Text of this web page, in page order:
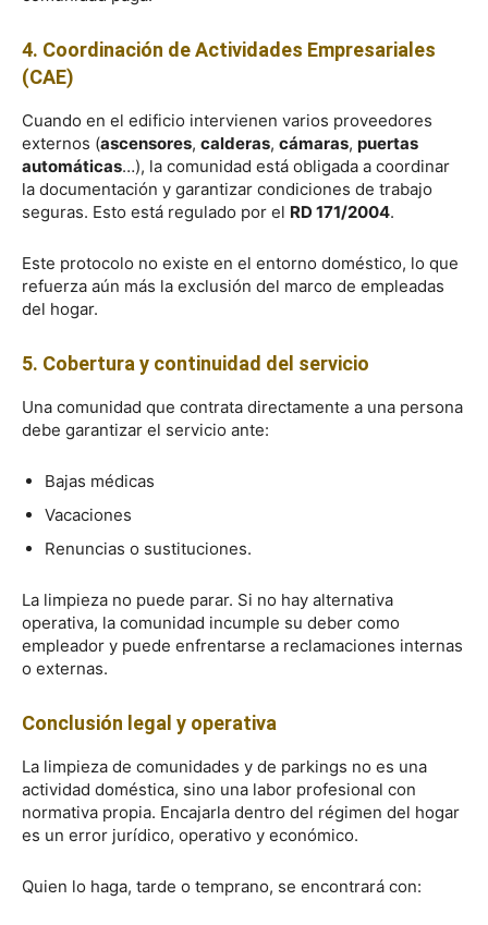
4. Coordinación de Actividades Empresariales
(CAE)
Cuando en el edificio intervienen varios proveedores
externos (ascensores, calderas, cámaras, puertas
automáticas…), la comunidad está obligada a coordinar
la documentación y garantizar condiciones de trabajo
seguras. Esto está regulado por el RD 171/2004.
Este protocolo no existe en el entorno doméstico, lo que
refuerza aún más la exclusión del marco de empleadas
del hogar.
5. Cobertura y continuidad del servicio
Una comunidad que contrata directamente a una persona
debe garantizar el servicio ante:
Bajas médicas
Vacaciones
Renuncias o sustituciones.
La limpieza no puede parar. Si no hay alternativa
operativa, la comunidad incumple su deber como
empleador y puede enfrentarse a reclamaciones internas
o externas.
Conclusión legal y operativa
La limpieza de comunidades y de parkings no es una
actividad doméstica, sino una labor profesional con
normativa propia. Encajarla dentro del régimen del hogar
es un error jurídico, operativo y económico.
Quien lo haga, tarde o temprano, se encontrará con: